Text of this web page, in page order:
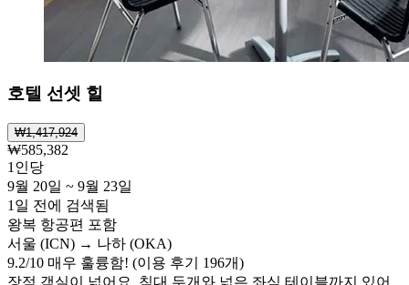
호텔 선셋 힐
₩1,417,924
₩585,382
1인당
9월 20일 ~ 9월 23일
1일 전에 검색됨
왕복 항공편 포함
서울 (ICN) → 나하 (OKA)
9.2/10 매우 훌륭함! (이용 후기 196개)
장점 객실이 넓어요. 침대 두개와 넓은 좌식 테이블까지 있어